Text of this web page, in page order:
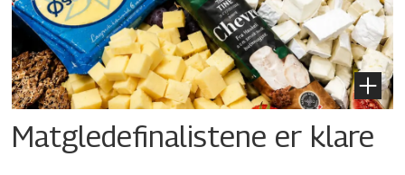
Matgledefinalistene er klare